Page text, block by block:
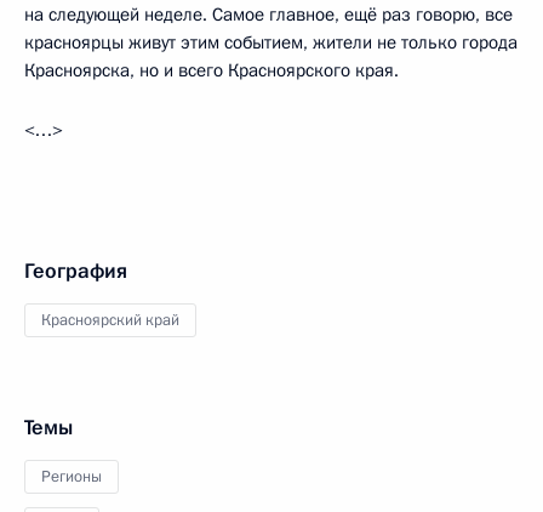
на следующей неделе. Самое главное, ещё раз говорю, все
красноярцы живут этим событием, жители не только города
Красноярска, но и всего Красноярского края.
<…>
География
Красноярский край
Темы
Регионы